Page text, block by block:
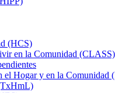
(HCS)
en la Comunidad (CLASS)
el Hogar y en la Comunidad